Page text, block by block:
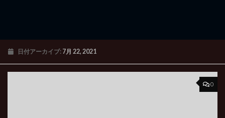
日付アーカイブ: 7月 22, 2021
0